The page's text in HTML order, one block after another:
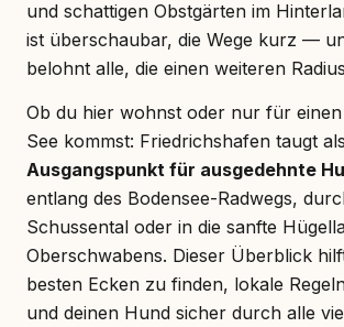
und schattigen Obstgärten im
ist überschaubar, die Wege kurz —
belohnt alle, die einen weiteren
Ob du hier wohnst oder nur für
See kommst: Friedrichshafen taugt als
Ausgangspunkt für ausgedehnte
entlang des Bodensee-Radwegs,
Schussental oder in die sanfte
Oberschwabens. Dieser Überblick
besten Ecken zu finden, lokale
und deinen Hund sicher durch alle